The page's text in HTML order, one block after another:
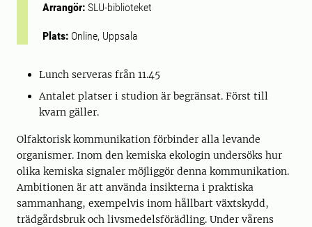
Arrangör: SLU-biblioteket
Plats: Online, Uppsala
Lunch serveras från 11.45
Antalet platser i studion är begränsat. Först till
kvarn gäller.
Olfaktorisk kommunikation förbinder alla levande
organismer. Inom den kemiska ekologin undersöks hur
olika kemiska signaler möjliggör denna kommunikation.
Ambitionen är att använda insikterna i praktiska
sammanhang, exempelvis inom hållbart växtskydd,
trädgårdsbruk och livsmedelsförädling. Under vårens